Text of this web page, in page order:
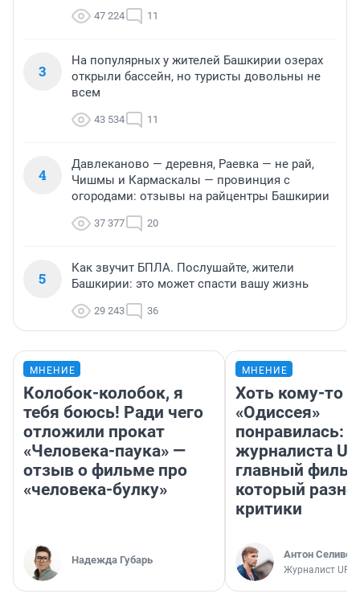
47 224 11
3
На популярных у жителей Башкирии озерах
открыли бассейн, но туристы довольны не
всем
43 534 11
4
Давлеканово — деревня, Раевка — не рай,
Чишмы и Кармаскалы — провинция с
огородами: отзывы на райцентры Башкирии
37 377 20
5
Как звучит БПЛА. Послушайте, жители
Башкирии: это может спасти вашу жизнь
29 243 36
МНЕНИЕ
Колобок-колобок, я
тебя боюсь! Ради чего
отложили прокат
«Человека-паука» —
отзыв о фильме про
«человека-булку»
Надежда Губарь
МНЕНИЕ
Хоть кому-то
«Одиссея»
понравилась:
журналиста
главный
который
критики
Антон
Журналист